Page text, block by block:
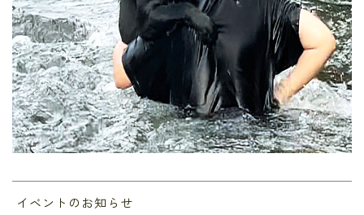
イベントのお知らせ